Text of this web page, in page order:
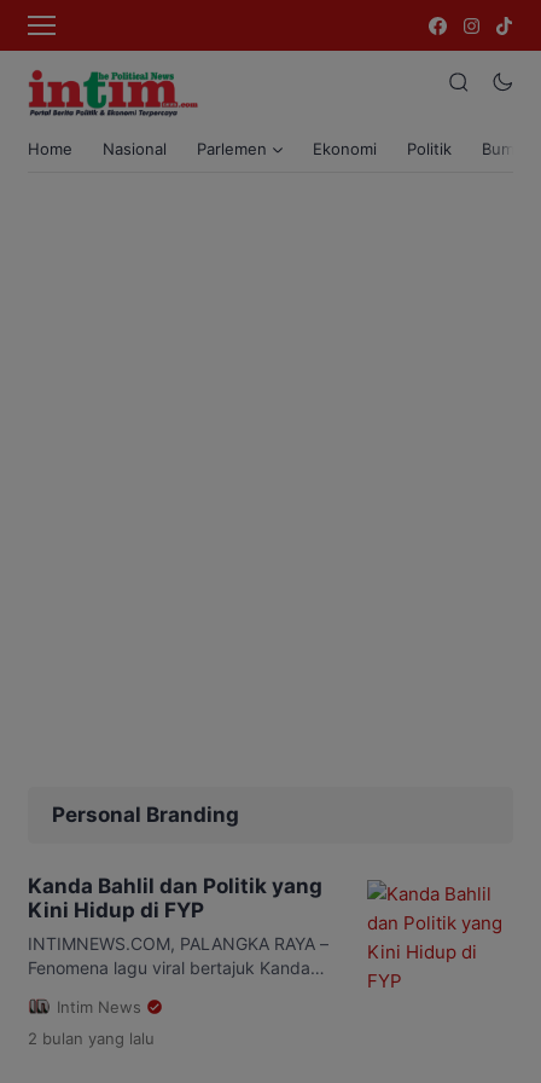
Home Nasional Parlemen Ekonomi Politik Bumi
Personal Branding
Kanda Bahlil dan Politik yang
Kini Hidup di FYP
INTIMNEWS.COM, PALANGKA RAYA –
Fenomena lagu viral bertajuk Kanda
Instagram Reels, hingga berbagai
platform media sosial memunculkan
Intim News
2 bulan yang lalu